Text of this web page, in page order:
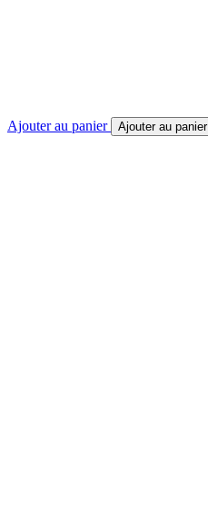
Ajouter au panier Ajouter au panier